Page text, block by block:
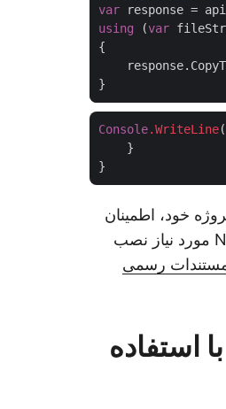
var
using (var
Console.WriteLine
    }
خود، اطمینان
حاصل کنید که اعتبارهای مشتری به‌روز شده‌اند، بررسی کنید که بسته NuGet مورد نیاز نصب
رسمی
تولید بارکد مبتنی بر ابر از طریق REST API با استفاده